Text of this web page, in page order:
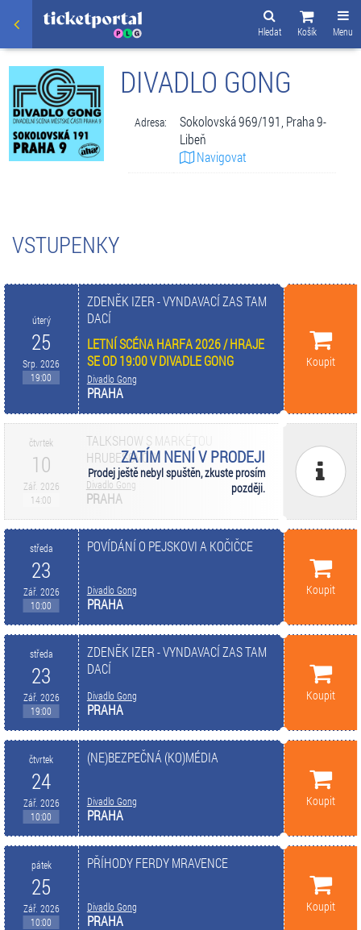
Menu
Košík
Hledat
DIVADLO GONG
Adresa:
Sokolovská 969/191, Praha 9-
Libeň
Navigovat
VSTUPENKY
úterý
25
Srp. 2026
19:00
ZDENĚK IZER - VYNDAVACÍ ZAS TAM
DACÍ
LETNÍ SCÉNA HARFA 2026 / HRAJE
SE OD 19:00 V DIVADLE GONG
Divadlo Gong
PRAHA
Koupit
čtvrtek
10
Zář. 2026
14:00
ZATÍM NENÍ V PRODEJI
Prodej ještě nebyl spuštěn, zkuste prosím
později.
TALKSHOW S MARKÉTOU
HRUBEŠOVOU
Divadlo Gong
PRAHA
středa
23
Zář. 2026
10:00
POVÍDÁNÍ O PEJSKOVI A KOČIČCE
Divadlo Gong
PRAHA
Koupit
středa
23
Zář. 2026
19:00
ZDENĚK IZER - VYNDAVACÍ ZAS TAM
DACÍ
Divadlo Gong
PRAHA
Koupit
čtvrtek
24
Zář. 2026
10:00
(NE)BEZPEČNÁ (KO)MÉDIA
Divadlo Gong
PRAHA
Koupit
pátek
25
Zář. 2026
10:00
PŘÍHODY FERDY MRAVENCE
Divadlo Gong
PRAHA
Koupit